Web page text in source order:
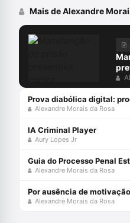
Mais de Alexandre
do
Alexandre Morais da Rosa
IA Criminal Player
Aury Lopes Jr
Alexandre Morais da Rosa
Alexandre Morais da Rosa